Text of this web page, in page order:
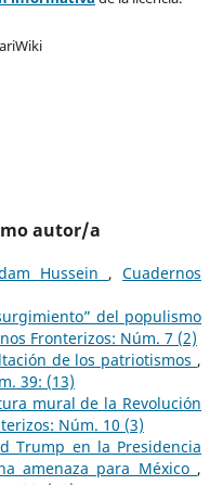
autor/a
Hussein ,Cuadernos
del populismo
Fronterizos: Núm. 7 (2)
de los patriotismos ,
39: (13)
mural de la Revolución
Núm. 10 (3)
Trump en la Presidencia
amenaza para México ,